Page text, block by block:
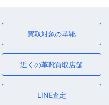
買取対象の革靴
近くの革靴買取店舗
LINE査定